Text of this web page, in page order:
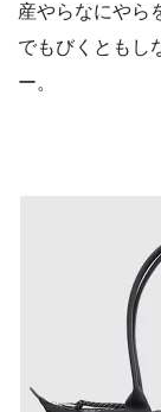
産やらなにやら
でもびくともし
ー。